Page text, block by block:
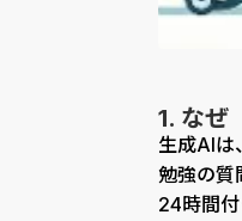
1. なぜ
生成AIは
勉強の質
24時間付